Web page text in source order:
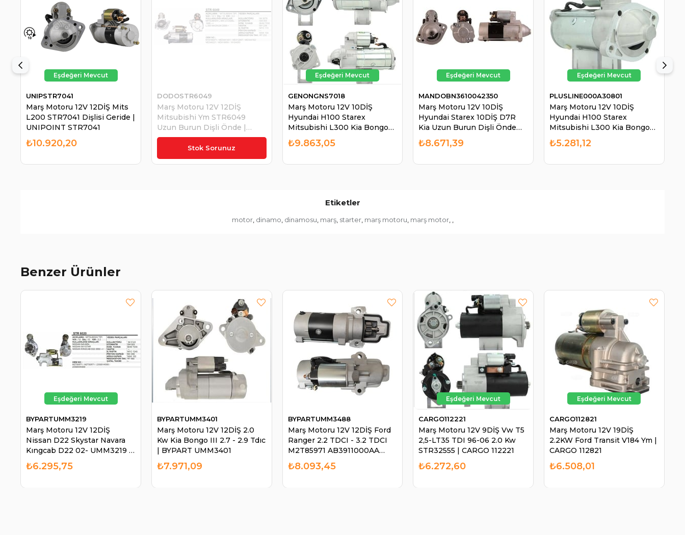
Marş Motoru 12V 12DİŞ Mits
L200 STR7041 Dişlisi Geride |
UNIPOINT STR7041
UNIPSTR7041
₺10.920,20 Stok Sorunuz
Marş Motoru 12V 12DİŞ
Mitsubishi Ym STR6049
Uzun Burun Dişli Önde |
DODO STR6049
DODOSTR6049
₺5.811,25
Marş Motoru 12V 10DİŞ
Hyundai H100 Starex
Mitsubishi L300 Kia Bongo
Ym GNS7018 | GENON
GNS7018
GENONGNS7018
₺9.863,05
Marş Motoru 12V 10DİŞ
Hyundai Starex 10DİŞ D7R
Kia Uzun Burun Dişli Önde
TR3096 | MANDO
BN3610042350
MANDOBN3610042350
₺8.671,39
Marş Motoru 12V 10DİŞ
Hyundai H100 Starex
Mitsubishi L300 Kia Bongo
Ym | PLUSLINE 000A30801
PLUSLINE000A30801
₺5.281,12
Etiketler
motor, dinamo dinamosu marş, starter, marş motoru marş motor,
Benzer Ürünler
Marş Motoru 12V 12DİŞ
Nissan D22 Skystar Navara
Kıngcab D22 02- UMM3219 |
BYPART UMM3219
BYPARTUMM3219
₺6.295,75
Marş Motoru 12V 12DİŞ 2.0
Kw Kia Bongo III 2.7 - 2.9 Tdıc
| BYPART UMM3401
BYPARTUMM3401
₺7.971,09
Marş Motoru 12V 12DİŞ Ford
Ranger 2.2 TDCI - 3.2 TDCI
M2T85971 AB3911000AA
M002T85971ZT M2T85971
AB3911000AA M2T85971ZT |
BYPARTUMM3488
₺8.093,45
Marş Motoru 12V 9DİŞ Vw T5
2,5-LT35 TDI 96-06 2.0 Kw
STR32555 | CARGO 112221
CARGO112221
₺6.272,60
Marş Motoru 12V 19DİŞ
2.2KW Ford Transit V184 Ym |
CARGO 112821
CARGO112821
₺6.508,01